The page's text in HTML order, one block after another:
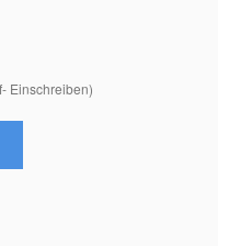
Einschreiben)